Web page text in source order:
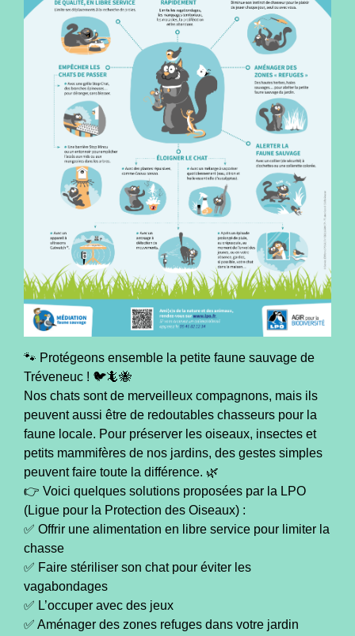
🐾 Protégeons ensemble la petite faune sauvage de
Tréveneuc ! 🐦🦎🐝
Nos chats sont de merveilleux compagnons, mais ils
peuvent aussi être de redoutables chasseurs pour la
faune locale. Pour préserver les oiseaux, insectes et
petits mammifères de nos jardins, des gestes simples
peuvent faire toute la différence. 🌿
👉 Voici quelques solutions proposées par la LPO
(Ligue pour la Protection des Oiseaux) :
✅ Offrir une alimentation en libre service pour limiter la
chasse
✅ Faire stériliser son chat pour éviter les
vagabondages
✅ L’occuper avec des jeux
✅ Aménager des zones refuges dans votre jardin